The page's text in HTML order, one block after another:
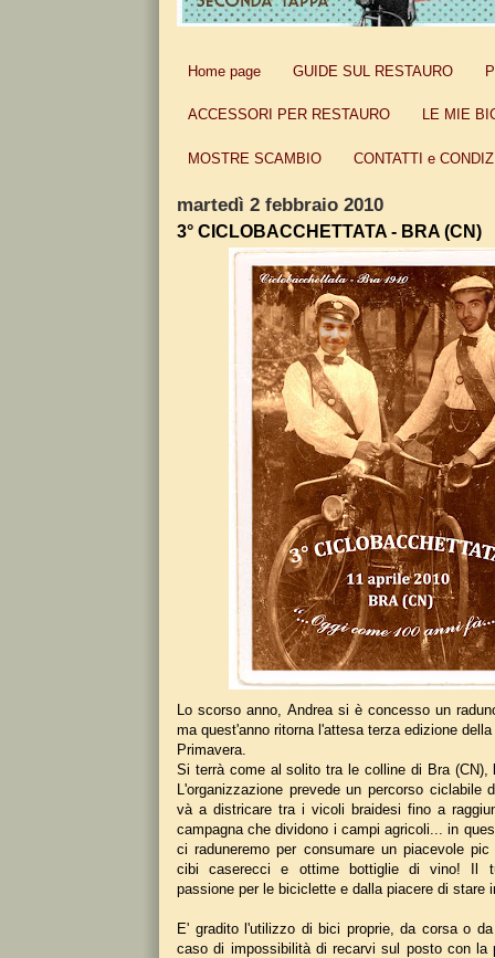
Home page GUIDE SUL RESTAURO
ACCESSORI PER RESTAURO LE MIE
MOSTRE SCAMBIO CONTATTI e
martedì 2 febbraio 2010
3° CICLOBACCHETTATA - BRA (CN)
Lo scorso anno, Andrea si è concesso un
ma quest'anno ritorna l'attesa terza edizione
Primavera.
Si terrà come al solito tra le colline di Bra (CN),
L'organizzazione prevede un percorso ciclabile
và a districare tra i vicoli braidesi fino a
campagna che dividono i campi agricoli... in
ci raduneremo per consumare un piacevole
cibi caserecci e ottime bottiglie di vino! Il
passione per le biciclette e dalla piacere di stare
E' gradito l'utilizzo di bici proprie, da corsa o
caso di impossibilità di recarvi sul posto con la